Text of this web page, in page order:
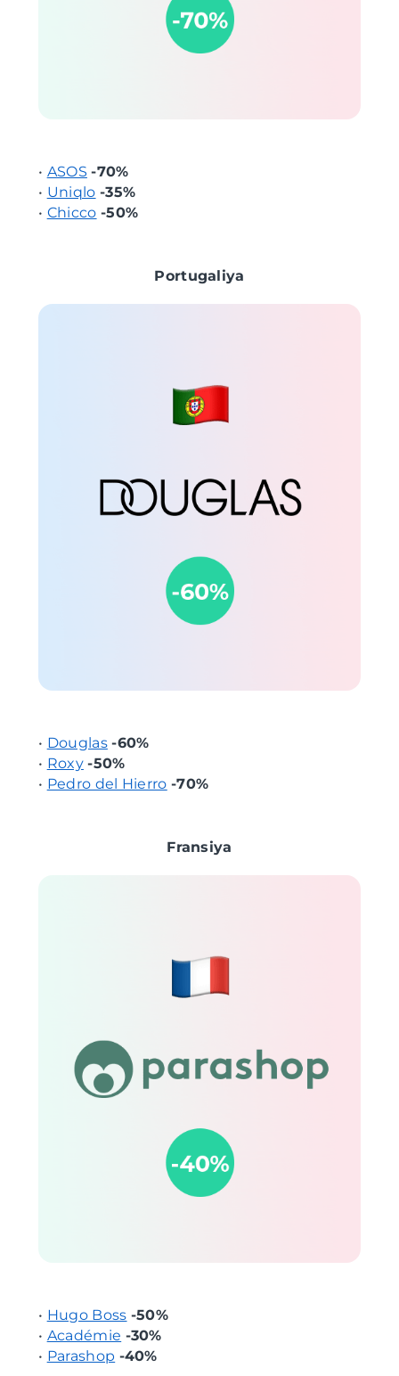
• ASOS -70%
• Uniqlo -35%
• Chicco -50%
Portugaliya
• Douglas -60%
• Roxy -50%
• Pedro del Hierro -70%
Fransiya
• Hugo Boss -50%
• Académie -30%
• Parashop -40%